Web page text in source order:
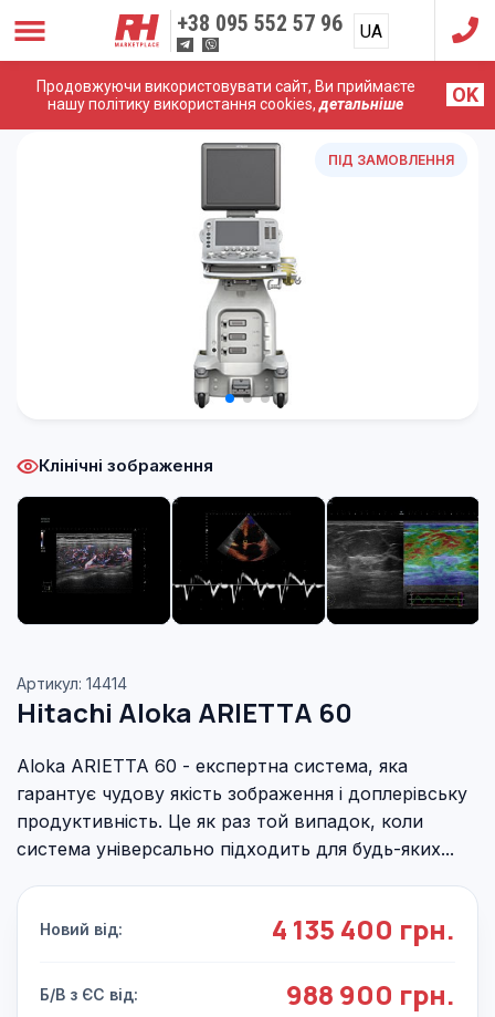
Продовжуючи використовувати сайт, Ви приймаєте
нашу політику використання cookies,детальніше OK
+38 095 552 57 96 UA
RU
Головна/УЗД Апарати/Hitachi (Aloka)/ Hitachi Aloka
ARIETTA 60
ПІД ЗАМОВЛЕННЯ
Клінічні зображення
Артикул: 14414
Hitachi Aloka ARIETTA 60
Aloka ARIETTA 60 - експертна система, яка
гарантує чудову якість зображення і доплерівську
продуктивність. Це як раз той випадок, коли
система універсально підходить для будь-яких...
Новий від: 4 135 400 грн.
Б/В з ЄС від: 988 900 грн.